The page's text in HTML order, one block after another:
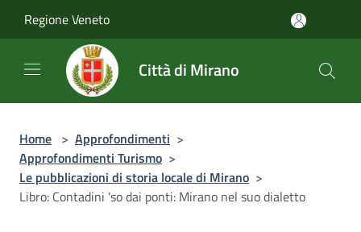
Regione Veneto
Città di Mirano
Home > Approfondimenti >
Approfondimenti Turismo >
Le pubblicazioni di storia locale di Mirano >
Libro: Contadini 'so dai ponti: Mirano nel suo dialetto